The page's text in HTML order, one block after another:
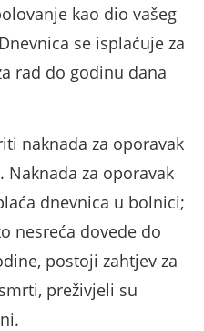
kao dio vašeg
se isplaćuje za
rad do godinu dana
naknada za oporavak
za oporavak
dnevnica u bolnici;
nesreća dovede do
postoji zahtjev za
preživjeli su